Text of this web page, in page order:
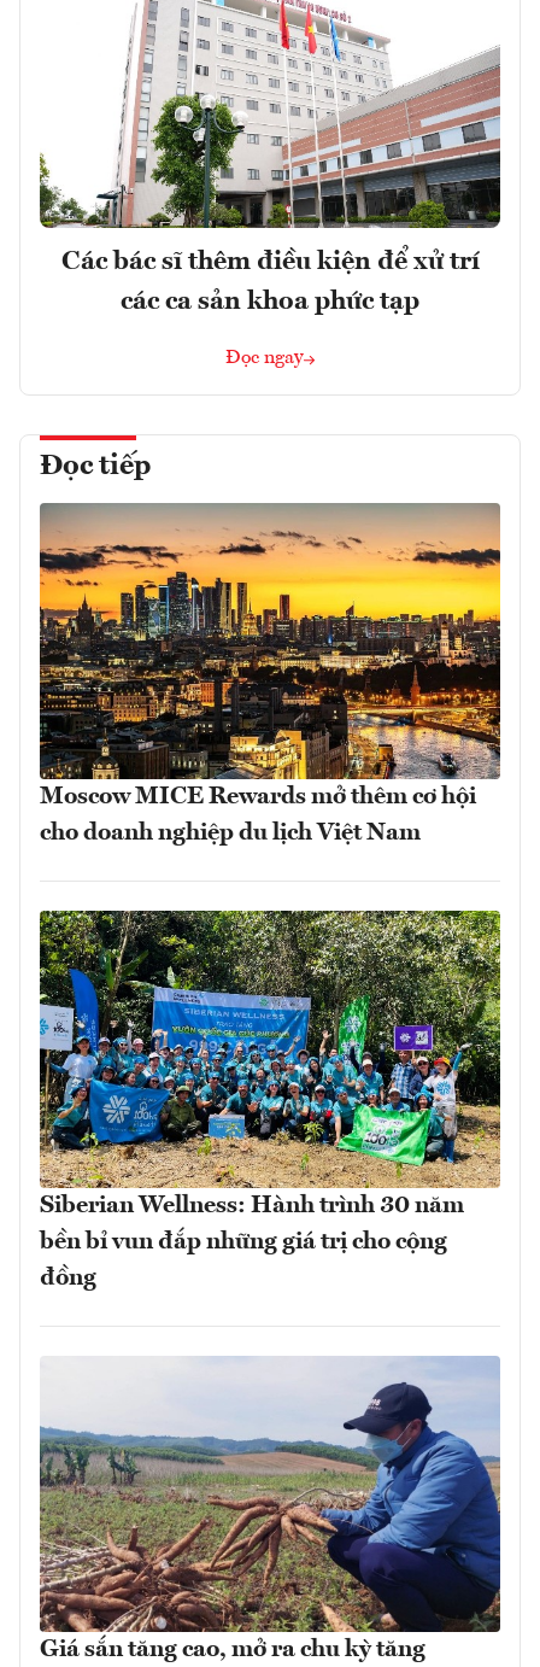
Các bác sĩ thêm điều kiện để xử trí
các ca sản khoa phức tạp
Đọc ngay
Đọc tiếp
Moscow MICE Rewards mở thêm cơ hội
cho doanh nghiệp du lịch Việt Nam
Siberian Wellness: Hành trình 30 năm
bền bỉ vun đắp những giá trị cho cộng
đồng
Giá sắn tăng cao, mở ra chu kỳ tăng